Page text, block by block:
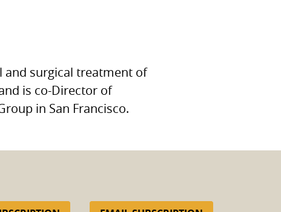
and surgical treatment of
is co-Director of
in San Francisco.